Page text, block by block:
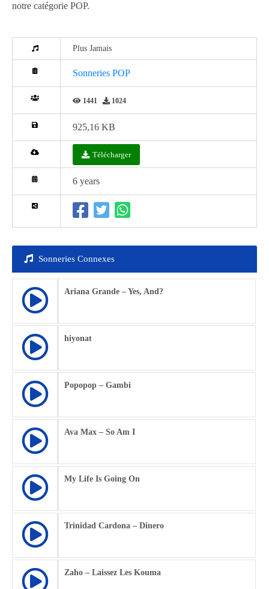
notre catégorie POP.
Plus Jamais
Sonneries POP
1441 1024
925,16 KB
Télécharger
6 years
Sonneries Connexes
Ariana Grande – Yes, And?
hiyonat
Popopop – Gambi
Ava Max – So Am I
My Life Is Going On
Trinidad Cardona – Dinero
Zaho – Laissez Les Kouma